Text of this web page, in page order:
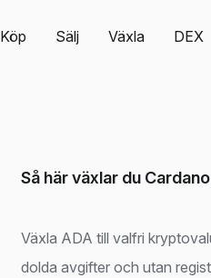
Köp Sälj Växla DEX
Så här växlar du
Växla ADA till valfri
dolda avgifter och utan